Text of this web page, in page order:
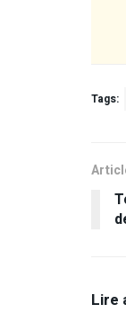
Tags:
Lire